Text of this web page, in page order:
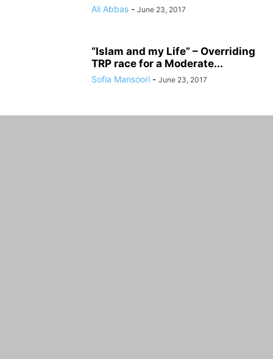
Ali Abbas - June 23, 2017
“Islam and my Life” – Overriding
TRP race for a Moderate...
Sofia Mansoori - June 23, 2017